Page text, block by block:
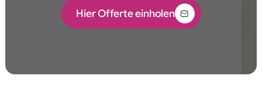
Hier Offerte einholen